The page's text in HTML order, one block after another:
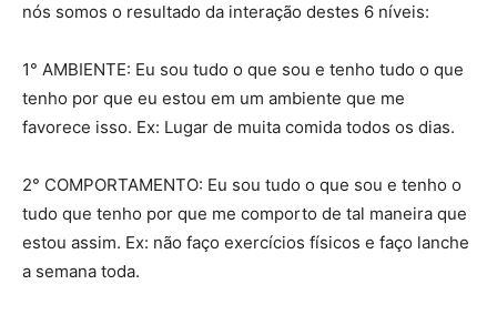
nós somos o resultado da interação destes 6 níveis:
1° AMBIENTE: Eu sou tudo o que sou e tenho tudo o que
tenho por que eu estou em um ambiente que me
favorece isso. Ex: Lugar de muita comida todos os dias.
2° COMPORTAMENTO: Eu sou tudo o que sou e tenho o
tudo que tenho por que me comporto de tal maneira que
estou assim. Ex: não faço exercícios físicos e faço lanche
a semana toda.